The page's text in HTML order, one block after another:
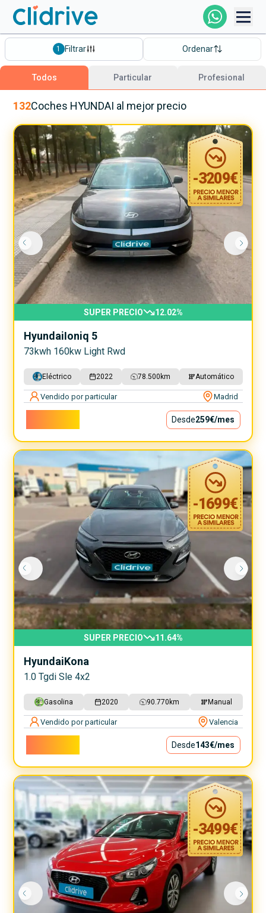
Comprar Coche
Todos Los Coches
Profesional
Particular
Financiación
Clidrive
1 Filtrar Ordenar
Todos Particular Profesional
132Coches HYUNDAI al mejor precio
-3209€
SUPER PRECIO 12.02%
HyundaiIoniq 5
73kwh 160kw Light Rwd
Eléctrico 2022 78.500 km Automático
Vendido por particular Madrid
Desde259€/mes
-1699€
SUPER PRECIO 11.64%
HyundaiKona
1.0 Tgdi Sle 4x2
Gasolina 2020 90.770 km Manual
Vendido por particular Valencia
Desde143€/mes
-3499€